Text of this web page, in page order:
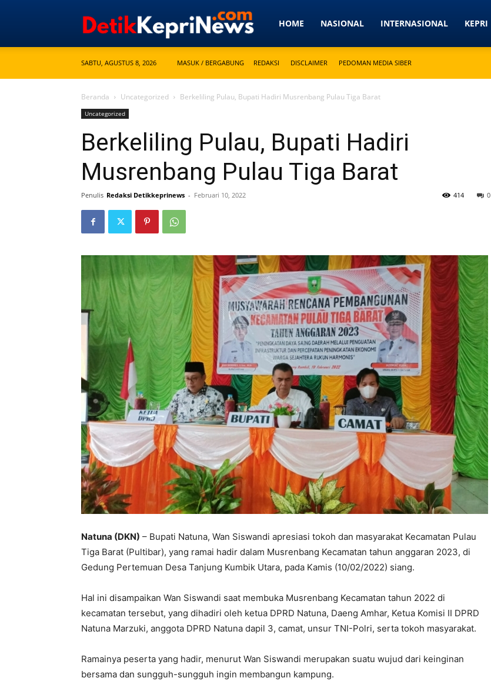
Detikkeprinews.com
HOME NASIONAL INTERNASIONAL KEPRI
SABTU, AGUSTUS 8, 2026 MASUK / BERGABUNG REDAKSI DISCLAIMER PEDOMAN MEDIA SIBER
Beranda Uncategorized Berkeliling Pulau, Bupati Hadiri Musrenbang Pulau Tiga Barat
Uncategorized
Berkeliling Pulau, Bupati Hadiri
Musrenbang Pulau Tiga Barat
Penulis Redaksi Detikkeprinews - Februari 10, 2022 0
414
Natuna (DKN) – Bupati Natuna, Wan Siswandi apresiasi tokoh dan masyarakat Kecamatan Pulau
Tiga Barat (Pultibar), yang ramai hadir dalam Musrenbang Kecamatan tahun anggaran 2023, di
Gedung Pertemuan Desa Tanjung Kumbik Utara, pada Kamis (10/02/2022) siang.
Hal ini disampaikan Wan Siswandi saat membuka Musrenbang Kecamatan tahun 2022 di
kecamatan tersebut, yang dihadiri oleh ketua DPRD Natuna, Daeng Amhar, Ketua Komisi II DPRD
Natuna Marzuki, anggota DPRD Natuna dapil 3, camat, unsur TNI-Polri, serta tokoh masyarakat.
Ramainya peserta yang hadir, menurut Wan Siswandi merupakan suatu wujud dari keinginan
bersama dan sungguh-sungguh ingin membangun kampung.